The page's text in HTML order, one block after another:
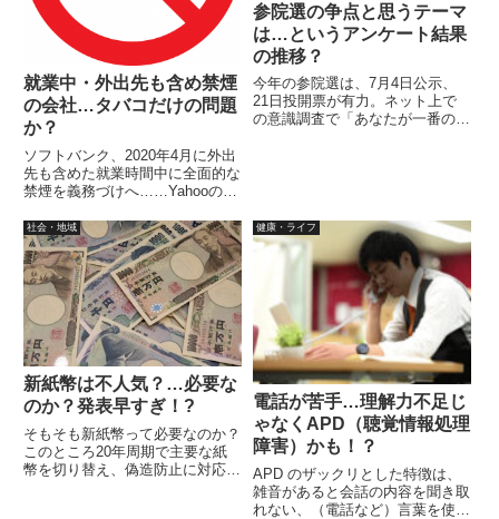
就業中・外出先も含め禁煙
の会社…タバコだけの問題
か？
ソフトバンク、2020年4月に外出
先も含めた就業時間中に全面的な
禁煙を義務づけへ……Yahooの意
果）では、賛成：63.2%、反対：
32.1%で、全国の成人喫煙率
（2017年）男女計：17.7%からみ
ると反対が多い。
参院選の争点と思うテーマ
は…というアンケート結果
の推移？
今年の参院選は、7月4日公示、
21日投開票が有力。ネット上で
の意識調査で「あなたが一番の争
す。
社会・地域
新紙幣は不人気？…必要な
のか？発表早すぎ！?
そもそも新紙幣って必要なのか？
このところ20年周期で主要な紙
幣を切り替え、偽造防止に対応し
健康・ライフ
電話が苦手…理解力不足じ
ゃなくAPD（聴覚情報処理
障害）かも！？
APD のザックリとした特徴は、
雑音があると会話の内容を聞き取
れない、（電話など）言葉を使っ